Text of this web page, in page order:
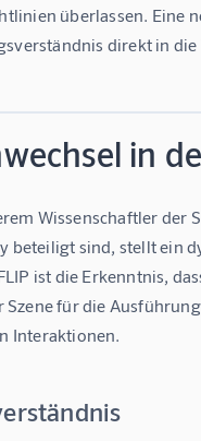
überlassen. Eine
direkt in
in
Wissenschaftler
beteiligt sind, stellt ein
ist die Erkenntnis,
für die
Interaktionen.